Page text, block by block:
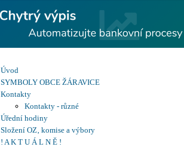
Úvod
SYMBOLY OBCE ŽÁRAVICE
Kontakty
Kontakty - různé
Úřední hodiny
Složení OZ‚ komise a výbory
! A K T U Á L N Ě !